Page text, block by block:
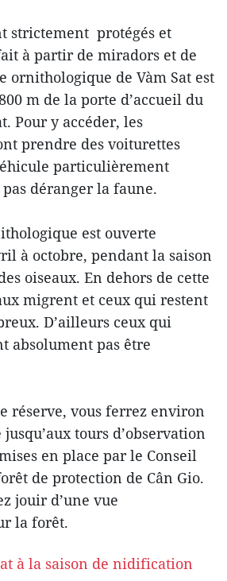
strictement protégés et
à partir de miradors et de
ornithologique de Vàm Sat est
m de la porte d’accueil du
Pour y accéder, les
prendre des voiturettes
particulièrement
déranger la faune.
est ouverte
à octobre, pendant la saison
oiseaux. En dehors de cette
migrent et ceux qui restent
D’ailleurs ceux qui
absolument pas être
réserve, vous ferrez environ
tours d’observation
en place par le Conseil
de protection de Cân Gio.
jouir d’une vue
la forêt.